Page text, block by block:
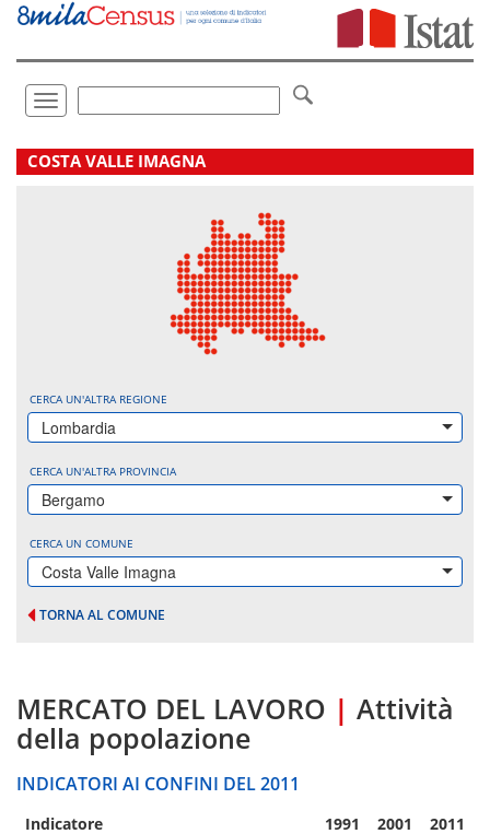
Vai
direttamente
Toggle
navigation
.
COSTA VALLE IMAGNA
CERCA UN'ALTRA REGIONE
Lombardia
CERCA UN'ALTRA PROVINCIA
Bergamo
CERCA UN COMUNE
Costa Valle Imagna
TORNA AL COMUNE
MERCATO DEL LAVORO | Attività
della popolazione
INDICATORI AI CONFINI DEL 2011
Indicatore 1991 2001 2011